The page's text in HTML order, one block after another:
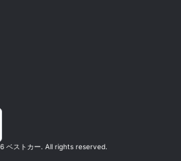
ベストカー. All rights reserved.